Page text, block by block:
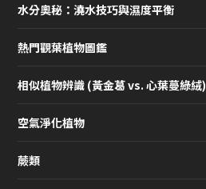
水分奧秘：澆水技巧與濕度平衡
熱門觀葉植物圖鑑
相似植物辨識 (黃金葛 vs. 心葉蔓綠絨)
空氣淨化植物
蕨類